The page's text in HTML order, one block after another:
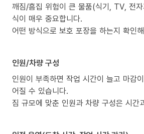
깨짐/흠집 위험이 큰 물품(식기, TV, 전
식이 매우 중요합니다.
어떤 방식으로 보호 포장을 하는지 확인
인원/차량 구성
인원이 부족하면 작업 시간이 늘고 마감
어질 수 있습니다.
짐 규모에 맞춘 인원과 차량 구성은 시간